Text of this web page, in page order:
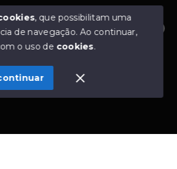
disponíveis para te ajudar.
TORQUATO ∴ Corretor de Imóveis
Perito Avaliador CNAI 37357
, que possibilitam uma
de navegação.Ao continuar,
o uso de cookies.